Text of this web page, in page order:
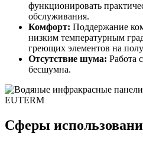
функционировать
обслуживания.
Комфорт: Поддержание
низким температурным
греющих элементов на
Отсутствие шума: Работа
бесшумна.
Сферы